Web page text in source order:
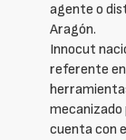
agente o
Aragón.
Innocut
referente
mecanizado
cuenta con